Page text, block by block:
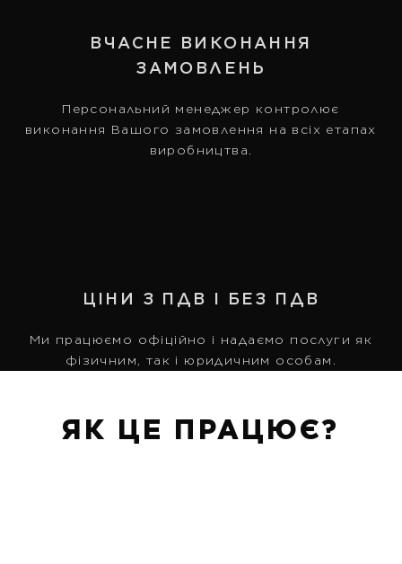
ВЧАСНЕ ВИКОНАННЯ
ЗАМОВЛЕНЬ
Персональний менеджер контролює
виконання Вашого замовлення на всіх етапах
виробництва.
ЦІНИ З ПДВ І БЕЗ ПДВ
Ми працюємо офіційно і надаємо послуги як
фізичним, так і юридичним особам.
ЯК ЦЕ ПРАЦЮЄ?